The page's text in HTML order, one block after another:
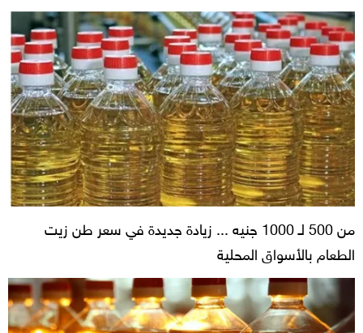
من 500 لـ 1000 جنيه ... زيادة جديدة في سعر طن زيت
الطعام بالأسواق المحلية